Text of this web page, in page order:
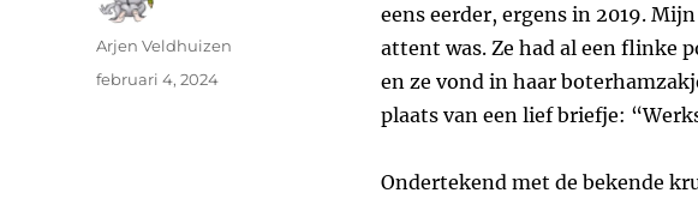
eens eerder, ergens in 2019.
attent was. Ze had al een flinke
en ze vond in haar
plaats van een lief briefje:
Ondertekend met de bekende
Auteur
Arjen Veldhuizen
Geplaatst
februari 4, 2024